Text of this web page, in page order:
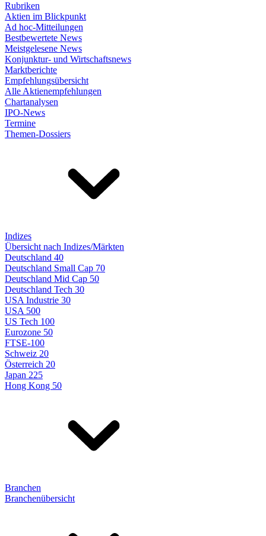
Rubriken
Aktien im Blickpunkt
Ad hoc-Mitteilungen
Bestbewertete News
Meistgelesene News
Konjunktur- und Wirtschaftsnews
Marktberichte
Empfehlungsübersicht
Alle Aktienempfehlungen
Chartanalysen
IPO-News
Termine
Themen-Dossiers
Indizes
Übersicht nach Indizes/Märkten
Deutschland 40
Deutschland Small Cap 70
Deutschland Mid Cap 50
Deutschland Tech 30
USA Industrie 30
USA 500
US Tech 100
Eurozone 50
FTSE-100
Schweiz 20
Österreich 20
Japan 225
Hong Kong 50
Branchen
Branchenübersicht